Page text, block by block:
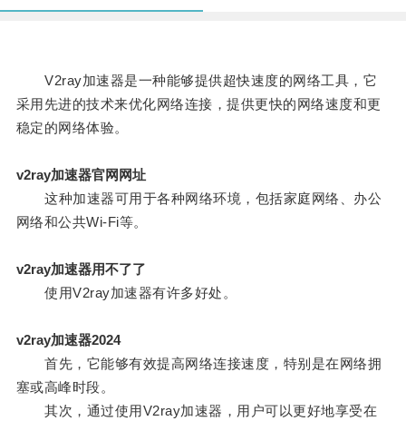
V2ray加速器是一种能够提供超快速度的网络工具，它
采用先进的技术来优化网络连接，提供更快的网络速度和更
稳定的网络体验。
v2ray加速器官网网址
这种加速器可用于各种网络环境，包括家庭网络、办公
网络和公共Wi-Fi等。
v2ray加速器用不了了
使用V2ray加速器有许多好处。
v2ray加速器2024
首先，它能够有效提高网络连接速度，特别是在网络拥
塞或高峰时段。
其次，通过使用V2ray加速器，用户可以更好地享受在